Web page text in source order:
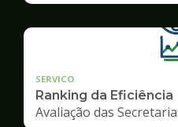
SERVICO
Ranking da Eficiência
Avaliação das